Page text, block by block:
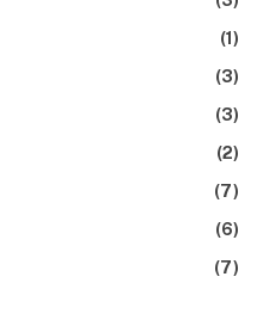
(1)
(3)
(3)
(2)
(7)
(6)
(7)